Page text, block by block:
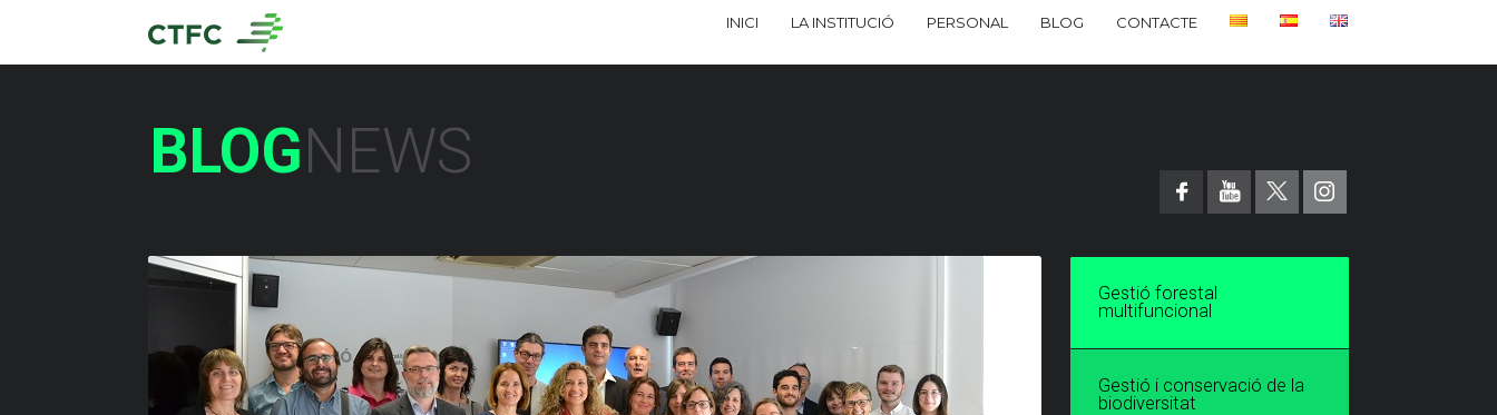
INICI LA INSTITUCIÓ PERSONAL BLOG CONTACTE
BLOGNEWS
Gestió forestal
multifuncional
Gestió i conservació de la
biodiversitat